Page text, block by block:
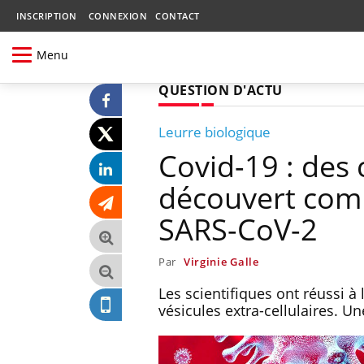
INSCRIPTION CONNEXION CONTACT
Menu
QUESTION D'ACTU
Leurre biologique
Covid-19 :
découvert
SARS-CoV-2
Par Virginie Galle
Les scientifiques ont réussi à
vésicules extra-cellulaires.